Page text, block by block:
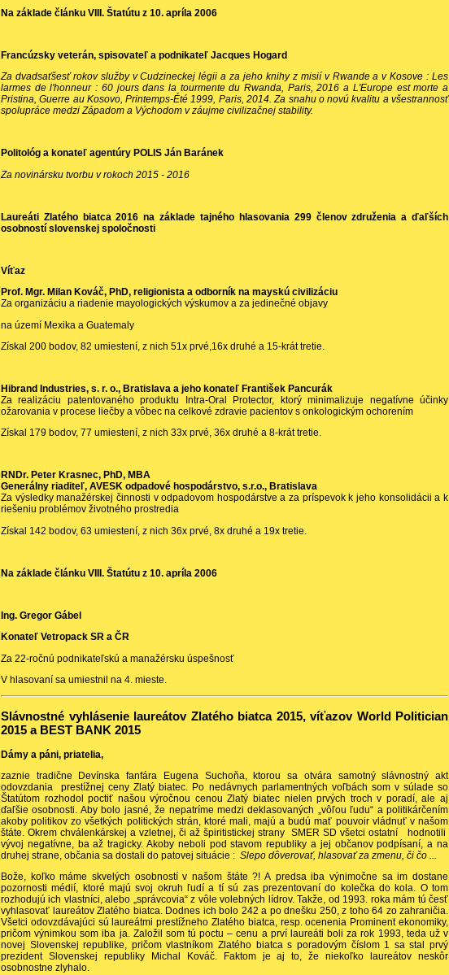
Na základe článku VIII. Štatútu z 10. apríla 2006
Francúzsky veterán, spisovateľ a podnikateľ Jacques Hogard
Za dvadsaťšesť rokov služby v Cudzineckej légii a za jeho knihy z misií v Rwande a v Kosove : Les
larmes de l'honneur : 60 jours dans la tourmente du Rwanda, Paris, 2016 a L'Europe est morte a
Pristina, Guerre au Kosovo, Printemps-Été 1999, Paris, 2014. Za snahu o novú kvalitu a všestrannosť
spolupráce medzi Západom a Východom v záujme civilizačnej stability.
Politológ a konateľ agentúry POLIS Ján Baránek
Za novinársku tvorbu v rokoch 2015 - 2016
Laureáti Zlatého biatca 2016 na základe tajného hlasovania 299 členov združenia a ďaľších
osobností slovenskej spoločnosti
Víťaz
Prof. Mgr. Milan Kováč, PhD, religionista a odborník na mayskú civilizáciu
Za organizáciu a riadenie mayologických výskumov a za jedinečné objavy
na území Mexika a Guatemaly
Získal 200 bodov, 82 umiestení, z nich 51x prvé,16x druhé a 15-krát tretie.
Hibrand Industries, s. r. o., Bratislava a jeho konateľ František Pancurák
Za realizáciu patentovaného produktu Intra-Oral Protector, ktorý minimalizuje negatívne účinky
ožarovania v procese liečby a vôbec na celkové zdravie pacientov s onkologickým ochorením
Získal 179 bodov, 77 umiestení, z nich 33x prvé, 36x druhé a 8-krát tretie.
RNDr. Peter Krasnec, PhD, MBA
Generálny riaditeľ, AVESK odpadové hospodárstvo, s.r.o., Bratislava
Za výsledky manažérskej činnosti v odpadovom hospodárstve a za príspevok k jeho konsolidácii a k
riešeniu problémov životného prostredia
Získal 142 bodov, 63 umiestení, z nich 36x prvé, 8x druhé a 19x tretie.
Na základe článku VIII. Štatútu z 10. apríla 2006
Ing. Gregor Gábel
Konateľ Vetropack SR a ČR
Za 22-ročnú podnikateľskú a manažérsku úspešnosť
V hlasovaní sa umiestnil na 4. mieste.
Slávnostné vyhlásenie laureátov Zlatého biatca 2015, víťazov World Politician
2015 a BEST BANK 2015
Dámy a páni, priatelia,
zaznie tradične Devínska fanfára Eugena Suchoňa, ktorou sa otvára samotný slávnostný akt
odovzdania prestížnej ceny Zlatý biatec. Po nedávnych parlamentných voľbách som v súlade so
Štatútom rozhodol poctiť našou výročnou cenou Zlatý biatec nielen prvých troch v poradí, ale aj
ďaľšie osobnosti. Aby bolo jasné, že nepatríme medzi deklasovaných „vôľou ľudu“ a politikárčením
akoby politikov zo všetkých politických strán, ktoré mali, majú a budú mať pouvoir vládnuť v našom
štáte. Okrem chválenkárskej a vzletnej, či až špiritistickej strany SMER SD všetci ostatní hodnotili
vývoj negatívne, ba až tragicky. Akoby neboli pod stavom republiky a jej občanov podpísaní, a na
druhej strane, občania sa dostali do patovej situácie : Slepo dôverovať, hlasovať za zmenu, či čo ...
Bože, koľko máme skvelých osobností v našom štáte ?! A predsa iba výnimočne sa im dostane
pozornosti médií, ktoré majú svoj okruh ľudí a tí sú zas prezentovaní do kolečka do kola. O tom
rozhodujú ich vlastníci, alebo „správcovia“ z vôle volebných lídrov. Takže, od 1993. roka mám tú česť
vyhlasovať laureátov Zlatého biatca. Dodnes ich bolo 242 a po dnešku 250, z toho 64 zo zahraničia.
Všetci odovzdávajúci sú laureátmi prestížneho Zlatého biatca, resp. ocenenia Prominent ekonomiky,
pričom výnimkou som iba ja. Založil som tú poctu – cenu a prví laureáti boli za rok 1993, teda už v
novej Slovenskej republike, pričom vlastníkom Zlatého biatca s poradovým číslom 1 sa stal prvý
prezident Slovenskej republiky Michal Kováč. Faktom je aj to, že niekoľko laureátov neskôr
osobnostne zlyhalo.